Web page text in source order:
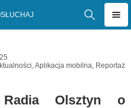
,Aplikacja mobilna, Reportaż
Radia Olsztyn o